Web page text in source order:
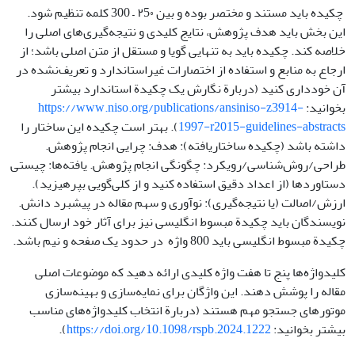
چکیده باید مستند و مختصر بوده و بین ۲5۰ – 300 کلمه تنظیم شود.
این بخش باید هدف پژوهش، نتایج کلیدی و نتیجه‌گیری‌های اصلی را
خلاصه کند. چکیده باید به تنهایی گویا و مستقل از متن اصلی باشد؛ از
ارجاع به منابع و استفاده از اختصارات غیراستاندارد و تعریف‌نشده در
آن خودداری کنید (دربارة نگارش یک چکیدة استاندارد بیشتر
بخوانید:https://www.niso.org/publications/ansiniso-z3914-
1997-r2015-guidelines-abstracts). بهتر است چکیده این ساختار را
داشته باشد (چکیده ساختاریافته): هدف: چرایی انجام پژوهش.
طراحی/روش‌شناسی/رویکرد: چگونگی انجام پژوهش. یافته‌ها: چیستی
دستاوردها (از اعداد دقیق استفاده کنید و از کلی‌گویی بپرهیزید).
ارزش/اصالت (یا نتیجه‌گیری): نوآوری و سهم مقاله در پیشبرد دانش.
نویسندگان باید چکیدة مبسوط انگلیسی نیز برای آثار خود ارسال کنند.
چکیدة مبسوط انگلیسی باید 800 واژه در حدود یک صفحه و نیم باشد.
کلیدواژه‌ها پنج تا هفت واژه کلیدی ارائه دهید که موضوعات اصلی
مقاله را پوشش دهند. این واژگان برای نمایه‌سازی و بهینه‌سازی
موتورهای جستجو مهم هستند (دربارة انتخاب کلیدواژه‌های مناسب
بیشتر بخوانید:https://doi.org/10.1098/rspb.2024.1222
).